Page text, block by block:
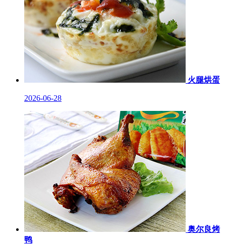
火腿烘蛋
2026-06-28
奥尔良烤
鸭